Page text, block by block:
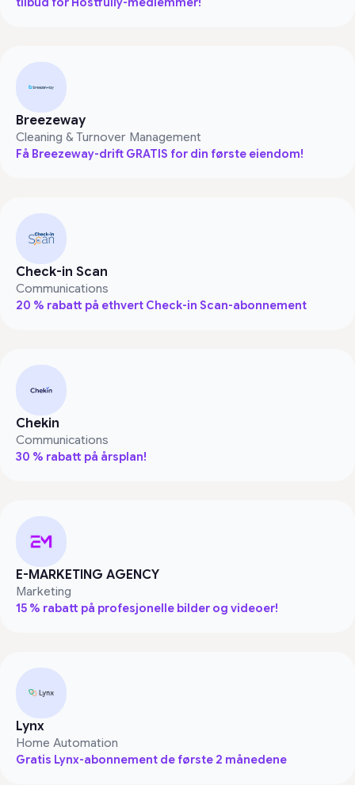
Breezeway
Cleaning & Turnover Management
Få Breezeway-drift GRATIS for din første eiendom!
Check-in Scan
Communications
20 % rabatt på ethvert Check-in Scan-abonnement
Chekin
Communications
30 % rabatt på årsplan!
E-MARKETING AGENCY
Marketing
15 % rabatt på profesjonelle bilder og videoer!
Lynx
Home Automation
Gratis Lynx-abonnement de første 2 månedene